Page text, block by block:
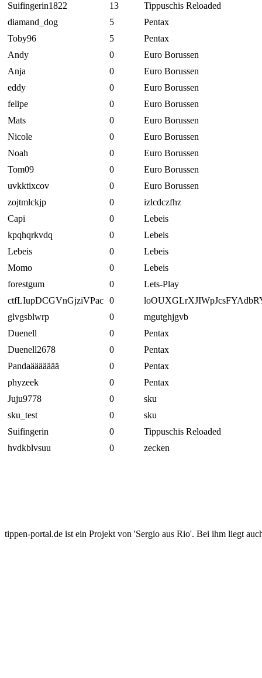
Suifingerin1822
13
Tippuschis Reloaded
diamand_dog
5
Pentax
Toby96
5
Pentax
Andy
0
Euro Borussen
Anja
0
Euro Borussen
eddy
0
Euro Borussen
felipe
0
Euro Borussen
Mats
0
Euro Borussen
Nicole
0
Euro Borussen
Noah
0
Euro Borussen
Tom09
0
Euro Borussen
uvkktixcov
0
Euro Borussen
zojtmlckjp
0
izlcdczfhz
Capi
0
Lebeis
kpqhqrkvdq
0
Lebeis
Lebeis
0
Lebeis
Momo
0
Lebeis
forestgum
0
Lets-Play
ctfLIupDCGVnGjziVPac 0
glvgsblwrp
0
mgutghjgvb
Duenell
0
Pentax
Duenell2678
0
Pentax
Pandaäääääää
0
Pentax
phyzeek
0
Pentax
Juju9778
0
sku
sku_test
0
sku
Suifingerin
0
Tippuschis Reloaded
hvdkblvsuu
0 zecken
tippen-portal.de ist ein Projekt von 'Sergio aus Rio'. Bei ihm liegt